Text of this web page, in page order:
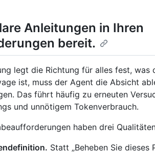
Anleitungen in Ihren
bereit.
legt die Richtung für alles fest, was
ist, muss der Agent die Absicht
Das führt häufig zu erneuten
und unnötigem Tokenverbrauch.
haben drei
Statt „Beheben Sie dieses